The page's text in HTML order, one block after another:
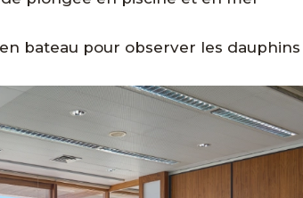
bateau pour observer les dauphins